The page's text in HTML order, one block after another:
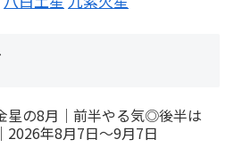
星の8月｜前半やる気◎後半は
2026年8月7日～9月7日